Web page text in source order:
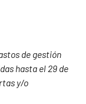
de gestión
hasta el 29 de
y/o